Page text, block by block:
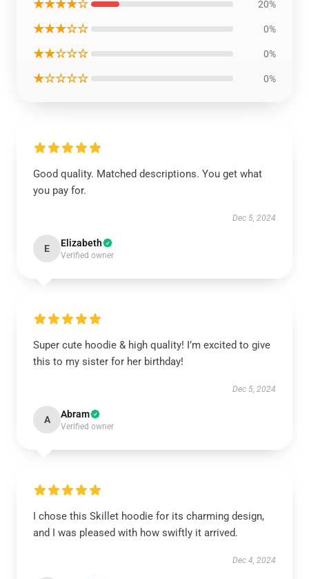
★★★★☆ 20%
★★★☆☆ 0%
★★☆☆☆ 0%
★☆☆☆☆ 0%
Good quality. Matched descriptions. You get what
you pay for.
Dec 5, 2024
E Elizabeth
Verified owner
Super cute hoodie & high quality! I’m excited to give
this to my sister for her birthday!
Dec 5, 2024
A Abram
Verified owner
I chose this Skillet hoodie for its charming design,
and I was pleased with how swiftly it arrived.
Dec 4, 2024